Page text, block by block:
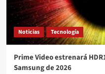
Noticias Tecnología
Prime Video estrenará
Samsung de 2026